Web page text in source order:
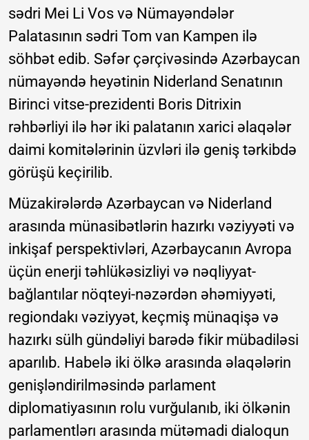
sədri Mei Li Vos və Nümayəndələr
Palatasının sədri Tom van Kampen ilə
söhbət edib. Səfər çərçivəsində Azərbaycan
nümayəndə heyətinin Niderland Senatının
Birinci vitse-prezidenti Boris Ditrixin
rəhbərliyi ilə hər iki palatanın xarici əlaqələr
daimi komitələrinin üzvləri ilə geniş tərkibdə
görüşü keçirilib.
Müzakirələrdə Azərbaycan və Niderland
arasında münasibətlərin hazırkı vəziyyəti və
inkişaf perspektivləri, Azərbaycanın Avropa
üçün enerji təhlükəsizliyi və nəqliyyat-
bağlantılar nöqteyi-nəzərdən əhəmiyyəti,
regiondakı vəziyyət, keçmiş münaqişə və
hazırkı sülh gündəliyi barədə fikir mübadiləsi
aparılıb. Habelə iki ölkə arasında əlaqələrin
genişləndirilməsində parlament
diplomatiyasının rolu vurğulanıb, iki ölkənin
parlamentlərı arasında mütəmadi dialoqun